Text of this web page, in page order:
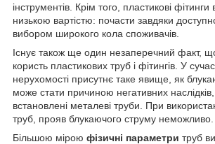
інструментів. Крім того, пластикові фітинги
низькою вартістю: почасти завдяки
вибором широкого кола споживачів.
Існує також ще один незаперечний факт,
користь пластикових труб і фітингів. У
нерухомості присутнє таке явище, як
може стати причиною негативних
встановлені металеві труби. При
труб, прояв блукаючого струму неможливо.
Більшою мірою фізичні параметри труб